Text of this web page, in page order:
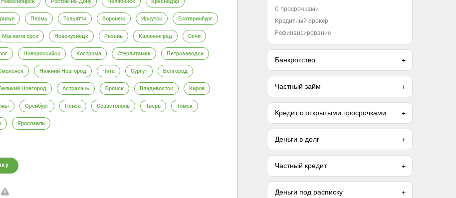
Пермь Тольятти Воронеж Иркутск Екатеринбург
Магнитогорск Новокузнецк Рязань Калининград Сочи
Новороссийск Кострома Стерлитамак Петрозаводск
Нижний Новгород Чита Сургут Белгород
Новгород Астрахань Брянск Владивосток Киров
Оренбург Пенза Севастополь Тверь Томск
Ярославль
С просрочками
Кредитный брокер
Рефинансирование
Банкротство
Частный займ
Кредит с открытыми просрочками
Деньги в долг
Частный кредит
Деньги под расписку